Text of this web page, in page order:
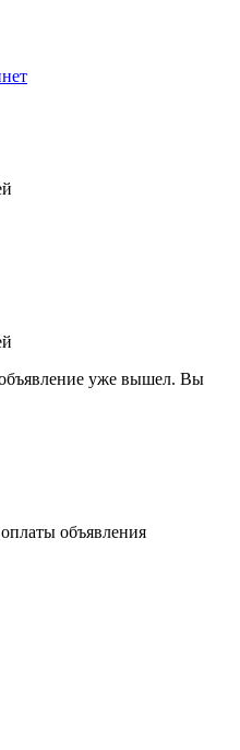
уже вышел. Вы
объявления